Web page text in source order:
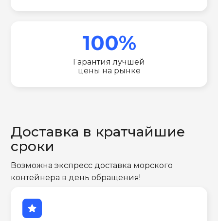
100%
Гарантия лучшей
цены на рынке
Доставка в кратчайшие
сроки
Возможна экспресс доставка морского
контейнера в день обращения!
star